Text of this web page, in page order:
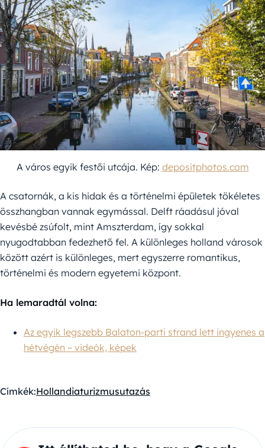
A város egyik festői utcája. Kép: depositphotos.com
A csatornák, a kis hidak és a történelmi épületek tökéletes
összhangban vannak egymással. Delft ráadásul jóval
kevésbé zsúfolt, mint Amszterdam, így sokkal
nyugodtabban fedezhető fel. A különleges holland városok
között azért is különleges, mert egyszerre romantikus,
történelmi és modern egyetemi központ.
Ha lemaradtál volna:
Az egyik legszebb Balaton-parti strand lett ingyenes a
hétvégén – videók, képek
Címkék:Hollandiaturizmusutazás